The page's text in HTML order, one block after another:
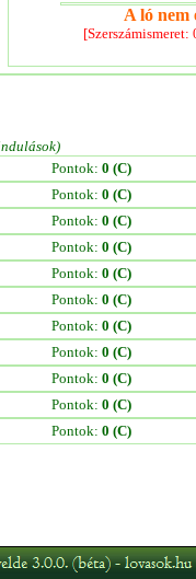
A ló nem
Pontok: 0 (C)
Pontok: 0 (C)
Pontok: 0 (C)
Pontok: 0 (C)
Pontok: 0 (C)
Pontok: 0 (C)
Pontok: 0 (C)
Pontok: 0 (C)
Pontok: 0 (C)
Pontok: 0 (C)
Pontok: 0 (C)